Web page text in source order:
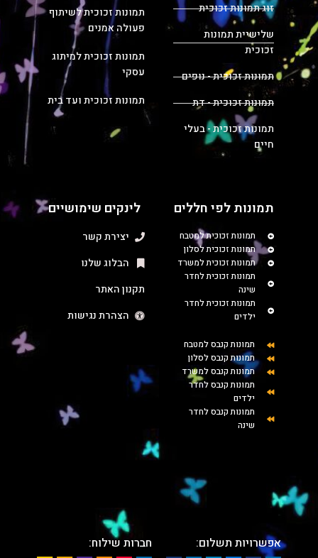
זוג תמונות זכוכית
שלישיית תמונות
זכוכית
תמונות זכוכית - נופים
תמונות זכוכית - דת
תמונות זכוכית - בעלי
חיים
תמונות זכוכית לשיתוף
פעולה אמנים
תמונות זכוכית למיתוג
עסקי
תמונות זכוכית ועד בית
תמונות לפי חללים
תמונות זכוכית למטבח
תמונות זכוכית לסלון
תמונות זכוכית למשרד
תמונות זכוכית לחדר
שינה
תמונות זכוכית לחדר
ילדים
תמונות קנבס למטבח
תמונות קנבס לסלון
תמונות קנבס למשרד
תמונות קנבס לחדר
ילדים
תמונות קנבס לחדר
שינה
לינקים שימושיים
יצירת קשר
הבלוג שלנו
תקנון האתר
הצהרת נגישות
אפשרויות תשלום: חברות שילוח: